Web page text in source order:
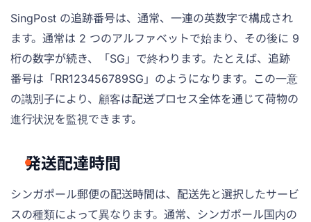
SingPost の追跡番号は、通常、一連の英数字で構成され
ます。通常は 2 つのアルファベットで始まり、その後に 9
桁の数字が続き、「SG」で終わります。たとえば、追跡
番号は「RR123456789SG」のようになります。この一意
の識別子により、顧客は配送プロセス全体を通じて荷物の
進行状況を監視できます。
発送配達時間
シンガポール郵便の配送時間は、配送先と選択したサービ
スの種類によって異なります。通常、シンガポール国内の